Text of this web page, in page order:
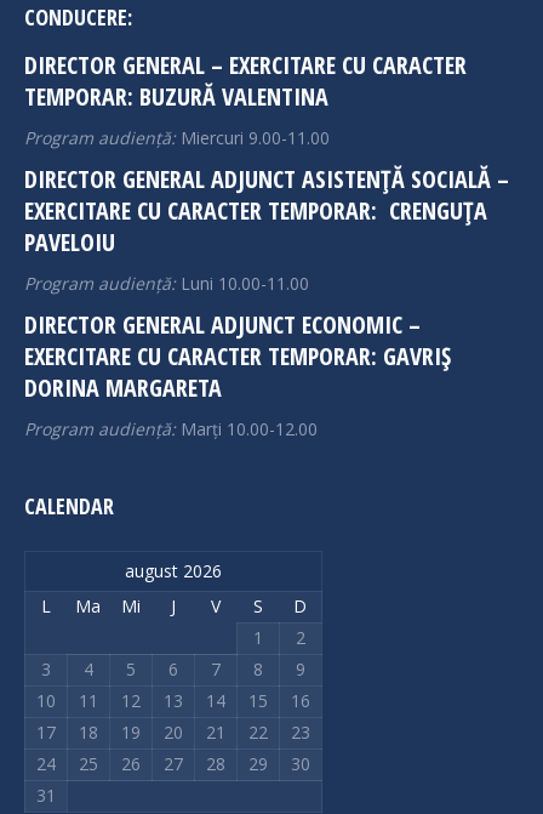
opens
new
window
opens
new
window
CONDUCERE:
DIRECTOR GENERAL – EXERCITARE CU CARACTER
TEMPORAR: BUZURĂ VALENTINA
Program audiență: Miercuri 9.00-11.00
DIRECTOR GENERAL ADJUNCT ASISTENȚĂ SOCIALĂ –
EXERCITARE CU CARACTER TEMPORAR: CRENGUȚA
PAVELOIU
Program audiență: Luni 10.00-11.00
DIRECTOR GENERAL ADJUNCT ECONOMIC –
EXERCITARE CU CARACTER TEMPORAR: GAVRIȘ
DORINA MARGARETA
Program audiență: Marți 10.00-12.00
CALENDAR
august 2026
L
Ma Mi J V S
D
1
2
3
4 5 6 7 8
9
10
11 12 13 14 15
16
17
18 19 20 21 22
23
24
25 26 27 28 29
30
31